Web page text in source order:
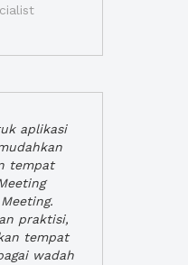
aplikasi
tempat
praktisi,
tempat
wadah